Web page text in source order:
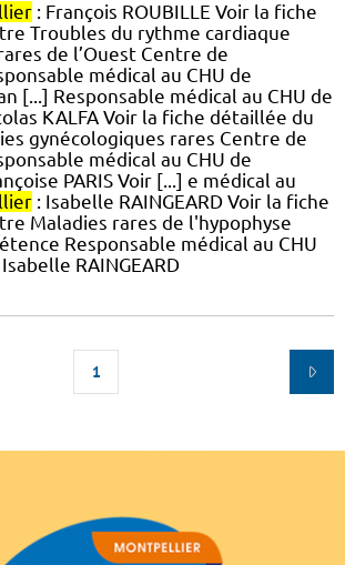
: François ROUBILLE Voir la fiche
Troubles du rythme cardiaque
de l’Ouest Centre de
médical au CHU de
[...] Responsable médical au CHU de
KALFA Voir la fiche détaillée du
gynécologiques rares Centre de
médical au CHU de
PARIS Voir [...] e médical au
: Isabelle RAINGEARD Voir la fiche
Maladies rares de l'hypophyse
Responsable médical au CHU
Isabelle RAINGEARD
1